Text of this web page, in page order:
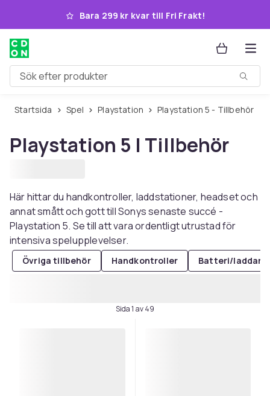
Hoppa till huvudinnehållet
Bara 299 kr kvar till Fri Frakt!
Sök efter produkter
Startsida Spel Playstation Playstation 5 - Tillbehör
Playstation 5 | Tillbehör
Här hittar du handkontroller, laddstationer, headset och
annat smått och gott till Sonys senaste succé -
Playstation 5. Se till att vara ordentligt utrustad för
intensiva spelupplevelser.
Övriga tillbehör Handkontroller Batteri/laddare
Sida 1 av 49